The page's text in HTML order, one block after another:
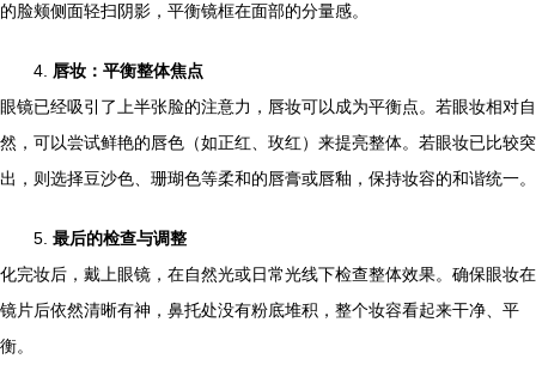
的脸颊侧面轻扫阴影，平衡镜框在面部的分量感。
4. 唇妆：平衡整体焦点
眼镜已经吸引了上半张脸的注意力，唇妆可以成为平衡点。若眼妆相对自
然，可以尝试鲜艳的唇色（如正红、玫红）来提亮整体。若眼妆已比较突
出，则选择豆沙色、珊瑚色等柔和的唇膏或唇釉，保持妆容的和谐统一。
5. 最后的检查与调整
化完妆后，戴上眼镜，在自然光或日常光线下检查整体效果。确保眼妆在
镜片后依然清晰有神，鼻托处没有粉底堆积，整个妆容看起来干净、平
衡。